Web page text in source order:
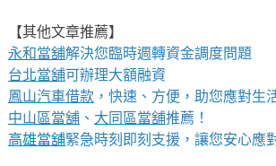
【其他文章推薦】
永和當舖解決您臨時週轉資金調度問題
台北當舖可辦理大額融資
鳳山汽車借款，快速、方便，助您應對生
中山區當舖、 大同區當舖推薦！
高雄當舖緊急時刻即刻支援，讓您安心應